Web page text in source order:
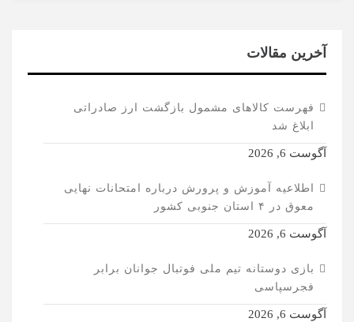
آخرین مقالات
فهرست کالاهای مشمول بازگشت ارز صادراتی
ابلاغ شد
آگوست 6, 2026
اطلاعیه آموزش و پرورش درباره امتحانات نهایی
معوق در ۴ استان جنوبی کشور
آگوست 6, 2026
بازی دوستانه تیم ملی فوتبال جوانان برابر
فجرسپاسی
آگوست 6, 2026